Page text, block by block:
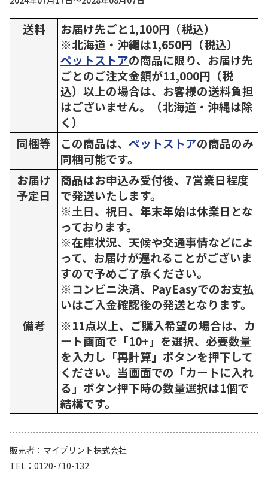
送料
お届け先ごと1,100円（税込）
※北海道・沖縄は1,650円（税込）
ペットストアの商品に限り、お届け先
ごとのご注文金額が11,000円（税
込）以上の場合は、お客様の送料負担
はございません。（北海道・沖縄は除
く）
同梱等
この商品は、 ペットストアの商品のみ
同梱可能です。
お届け
予定日
商品はお申込み受付後、7営業日程度
で発送いたします。
※土日、祝日、年末年始は休業日とな
っております。
※在庫状況、天候や交通事情などによ
って、お届けが遅れることがございま
すので予めご了承ください。
※コンビニ決済、PayEasyでのお支払
いはご入金確認後の発送となります。
備考
※11点以上、ご購入希望の場合は、カ
ート画面で「10+」を選択、必要数量
を入力し「再計算」ボタンを押下して
ください。当画面での「カートに入れ
る」ボタン押下時の数量選択は1個で
結構です。
販売者
マイプリント株式会社
TEL
0120-710-132